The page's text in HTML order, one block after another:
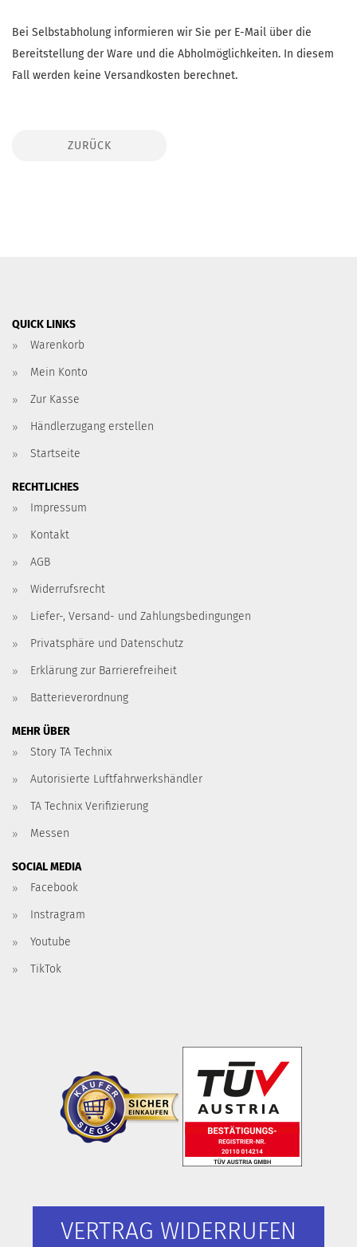
Bei Selbstabholung informieren wir Sie per E-Mail über die
Bereitstellung der Ware und die Abholmöglichkeiten. In diesem
Fall werden keine Versandkosten berechnet.
ZURÜCK
QUICK LINKS
Warenkorb
Mein Konto
Zur Kasse
Händlerzugang erstellen
Startseite
RECHTLICHES
Impressum
Kontakt
AGB
Widerrufsrecht
Liefer-, Versand- und Zahlungsbedingungen
Privatsphäre und Datenschutz
Erklärung zur Barrierefreiheit
Batterieverordnung
MEHR ÜBER
Story TA Technix
Autorisierte Luftfahrwerkshändler
TA Technix Verifizierung
Messen
SOCIAL MEDIA
Facebook
Instragram
Youtube
TikTok
VERTRAG WIDERRUFEN